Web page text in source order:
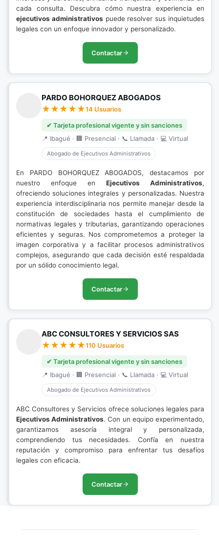
cada consulta. Descubra cómo nuestra experiencia en
ejecutivos administrativos puede resolver sus inquietudes
legales con un enfoque innovador y personalizado.
Contactar
PARDO BOHORQUEZ ABOGADOS
14 Usuarios
✔ Tarjeta profesional vigente y sin sanciones
📍 Ibagué · 🏢 Presencial · 📞 Llamada · 💻 Virtual
Abogado de Ejecutivos Administrativos
En PARDO BOHORQUEZ ABOGADOS, destacamos por
nuestro enfoque en Ejecutivos Administrativos,
ofreciendo soluciones integrales y personalizadas. Nuestra
experiencia interdisciplinaria nos permite manejar desde la
constitución de sociedades hasta el cumplimiento de
normativas legales y tributarias, garantizando operaciones
eficientes y seguras. Nos comprometemos a proteger la
imagen corporativa y a facilitar procesos administrativos
complejos, asegurando que cada decisión esté respaldada
por un sólido conocimiento legal.
Contactar
ABC CONSULTORES Y SERVICIOS SAS
110 Usuarios
✔ Tarjeta profesional vigente y sin sanciones
📍 Ibagué · 🏢 Presencial · 📞 Llamada · 💻 Virtual
Abogado de Ejecutivos Administrativos
ABC Consultores y Servicios ofrece soluciones legales para
Ejecutivos Administrativos. Con un equipo experimentado,
garantizamos asesoría integral y personalizada,
comprendiendo tus necesidades. Confía en nuestra
reputación y compromiso para enfrentar tus desafíos
legales con eficacia.
Contactar